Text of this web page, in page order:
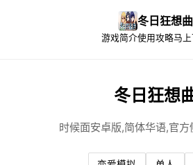
冬日狂想曲
游戏简介使用攻略马
冬日狂想
时候面安卓版,简体华语,官方